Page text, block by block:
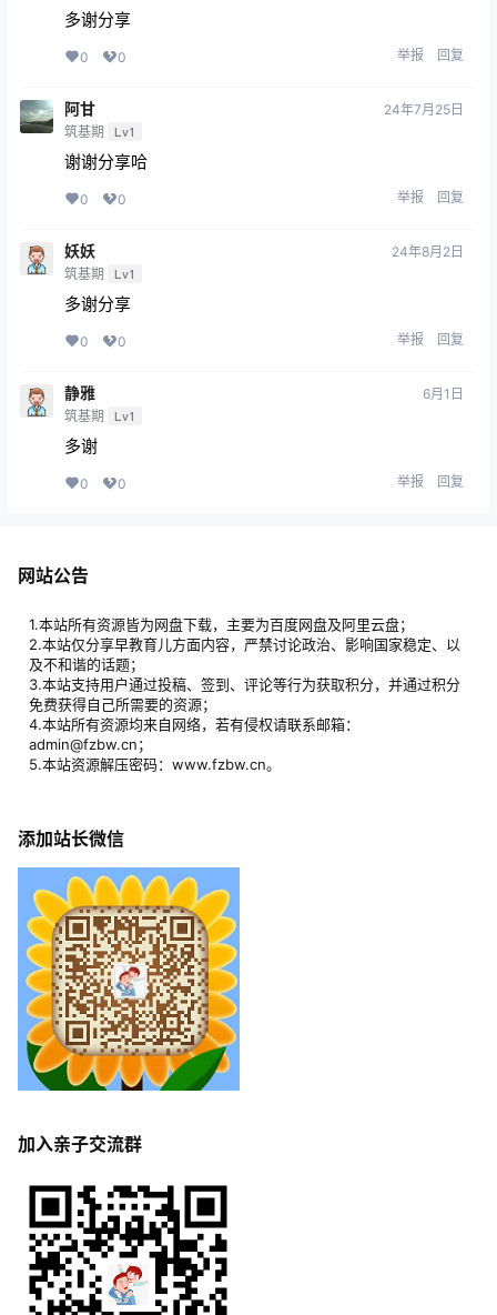
多谢分享
0 0 举报 回复
阿甘
筑基期 Lv1
24年7月25日
谢谢分享哈
0 0 举报 回复
妖妖
筑基期 Lv1
24年8月2日
多谢分享
0 0 举报 回复
静雅
筑基期 Lv1
6月1日
多谢
0 0 举报 回复
网站公告
1.本站所有资源皆为网盘下载，主要为百度网盘及阿里云盘；
2.本站仅分享早教育儿方面内容，严禁讨论政治、影响国家稳定、以
及不和谐的话题；
3.本站支持用户通过投稿、签到、评论等行为获取积分，并通过积分
免费获得自己所需要的资源；
4.本站所有资源均来自网络，若有侵权请联系邮箱：
admin@fzbw.cn；
5.本站资源解压密码：www.fzbw.cn。
添加站长微信
加入亲子交流群